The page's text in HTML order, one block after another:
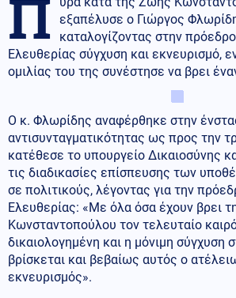
Π
εξαπέλυσε ο Γιώργος
καταλογίζοντας στην
Ελευθερίας σύγχυση και εκνευρισμό,
ομιλίας του της συνέστησε να βρει
Ο κ. Φλωρίδης αναφέρθηκε στην
αντισυνταγματικότητας ως προς την
κατέθεσε το υπουργείο Δικαιοσύνης
τις διαδικασίες επίσπευσης των
σε πολιτικούς, λέγοντας για την
Ελευθερίας: «Με όλα όσα έχουν βρει
Κωνσταντοπούλου τον τελευταίο
δικαιολογημένη και η μόνιμη σύγχυση
βρίσκεται και βεβαίως αυτός ο
εκνευρισμός».